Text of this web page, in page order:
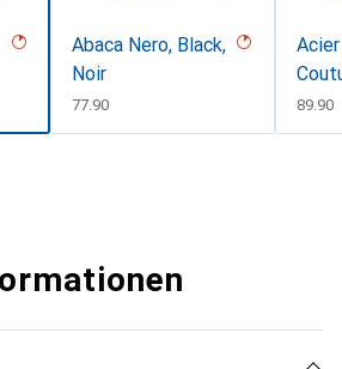
Abaca Nero, Black,
Noir
CHF
77.90 CHF
89.90